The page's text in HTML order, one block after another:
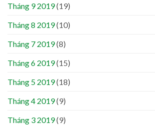
Tháng 9 2019(19)
Tháng 8 2019(10)
Tháng 7 2019(8)
Tháng 6 2019(15)
Tháng 5 2019(18)
Tháng 4 2019(9)
Tháng 3 2019(9)